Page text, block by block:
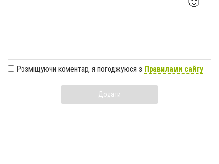
Розміщуючи коментар, я погоджуюся з Правилами сайту
Додати